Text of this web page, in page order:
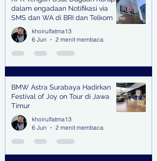
dalam engadaan Notifikasi via
SMS dan WA di BRI dan Telkom
khoirulfatma13
6 Jun
2 menit membaca
BMW Astra Surabaya Hadirkan
Festival of Joy on Tour di Jawa
Timur
khoirulfatma13
6 Jun
2 menit membaca